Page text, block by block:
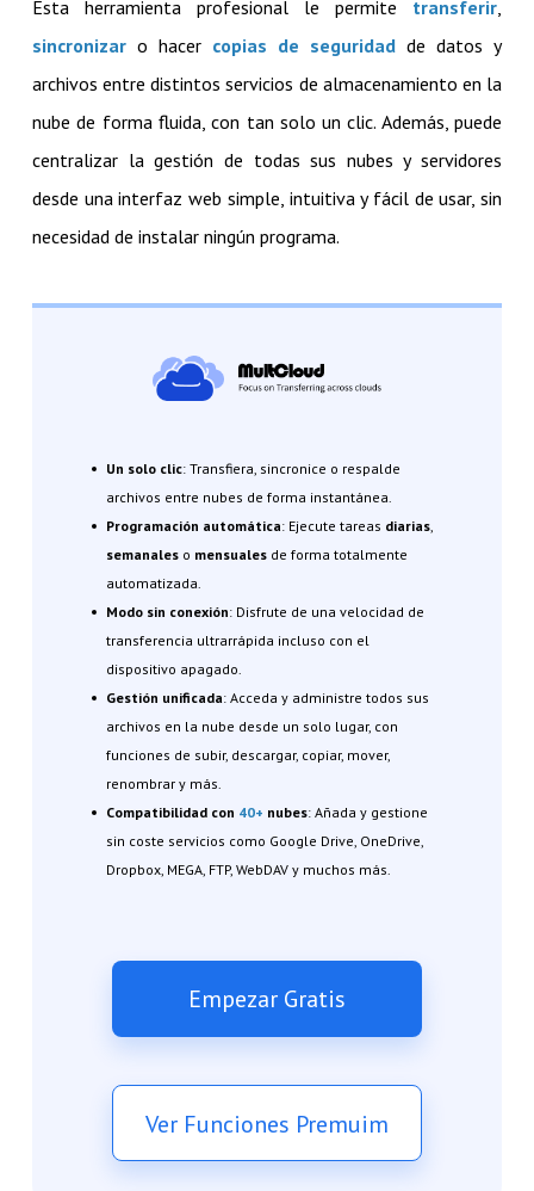
Esta herramienta profesional le permite transferir
sincronizaro hacer copias de seguridad de datos y
archivos entre distintos servicios de almacenamiento en la
nube de forma fluida, con tan solo un clic. Además, puede
centralizar la gestión de todas sus nubes y servidores
desde una interfaz web simple, intuitiva y fácil de usar, sin
necesidad de instalar ningún programa.
Un solo clic: Transfiera, sincronice o respalde
archivos entre nubes de forma instantánea.
Programación automática: Ejecute tareas diarias,
semanaleso mensualesde forma totalmente
automatizada.
Modo sin conexión: Disfrute de una velocidad de
transferencia ultrarrápida incluso con el
dispositivo apagado.
Gestión unificada: Acceda y administre todos sus
archivos en la nube desde un solo lugar, con
funciones de subir, descargar, copiar, mover,
renombrar y más.
Compatibilidad con 40+ nubes: Añada y gestione
sin coste servicios como Google Drive, OneDrive,
Dropbox, MEGA, FTP, WebDAV y muchos más.
Empezar Gratis
Ver Funciones Premuim